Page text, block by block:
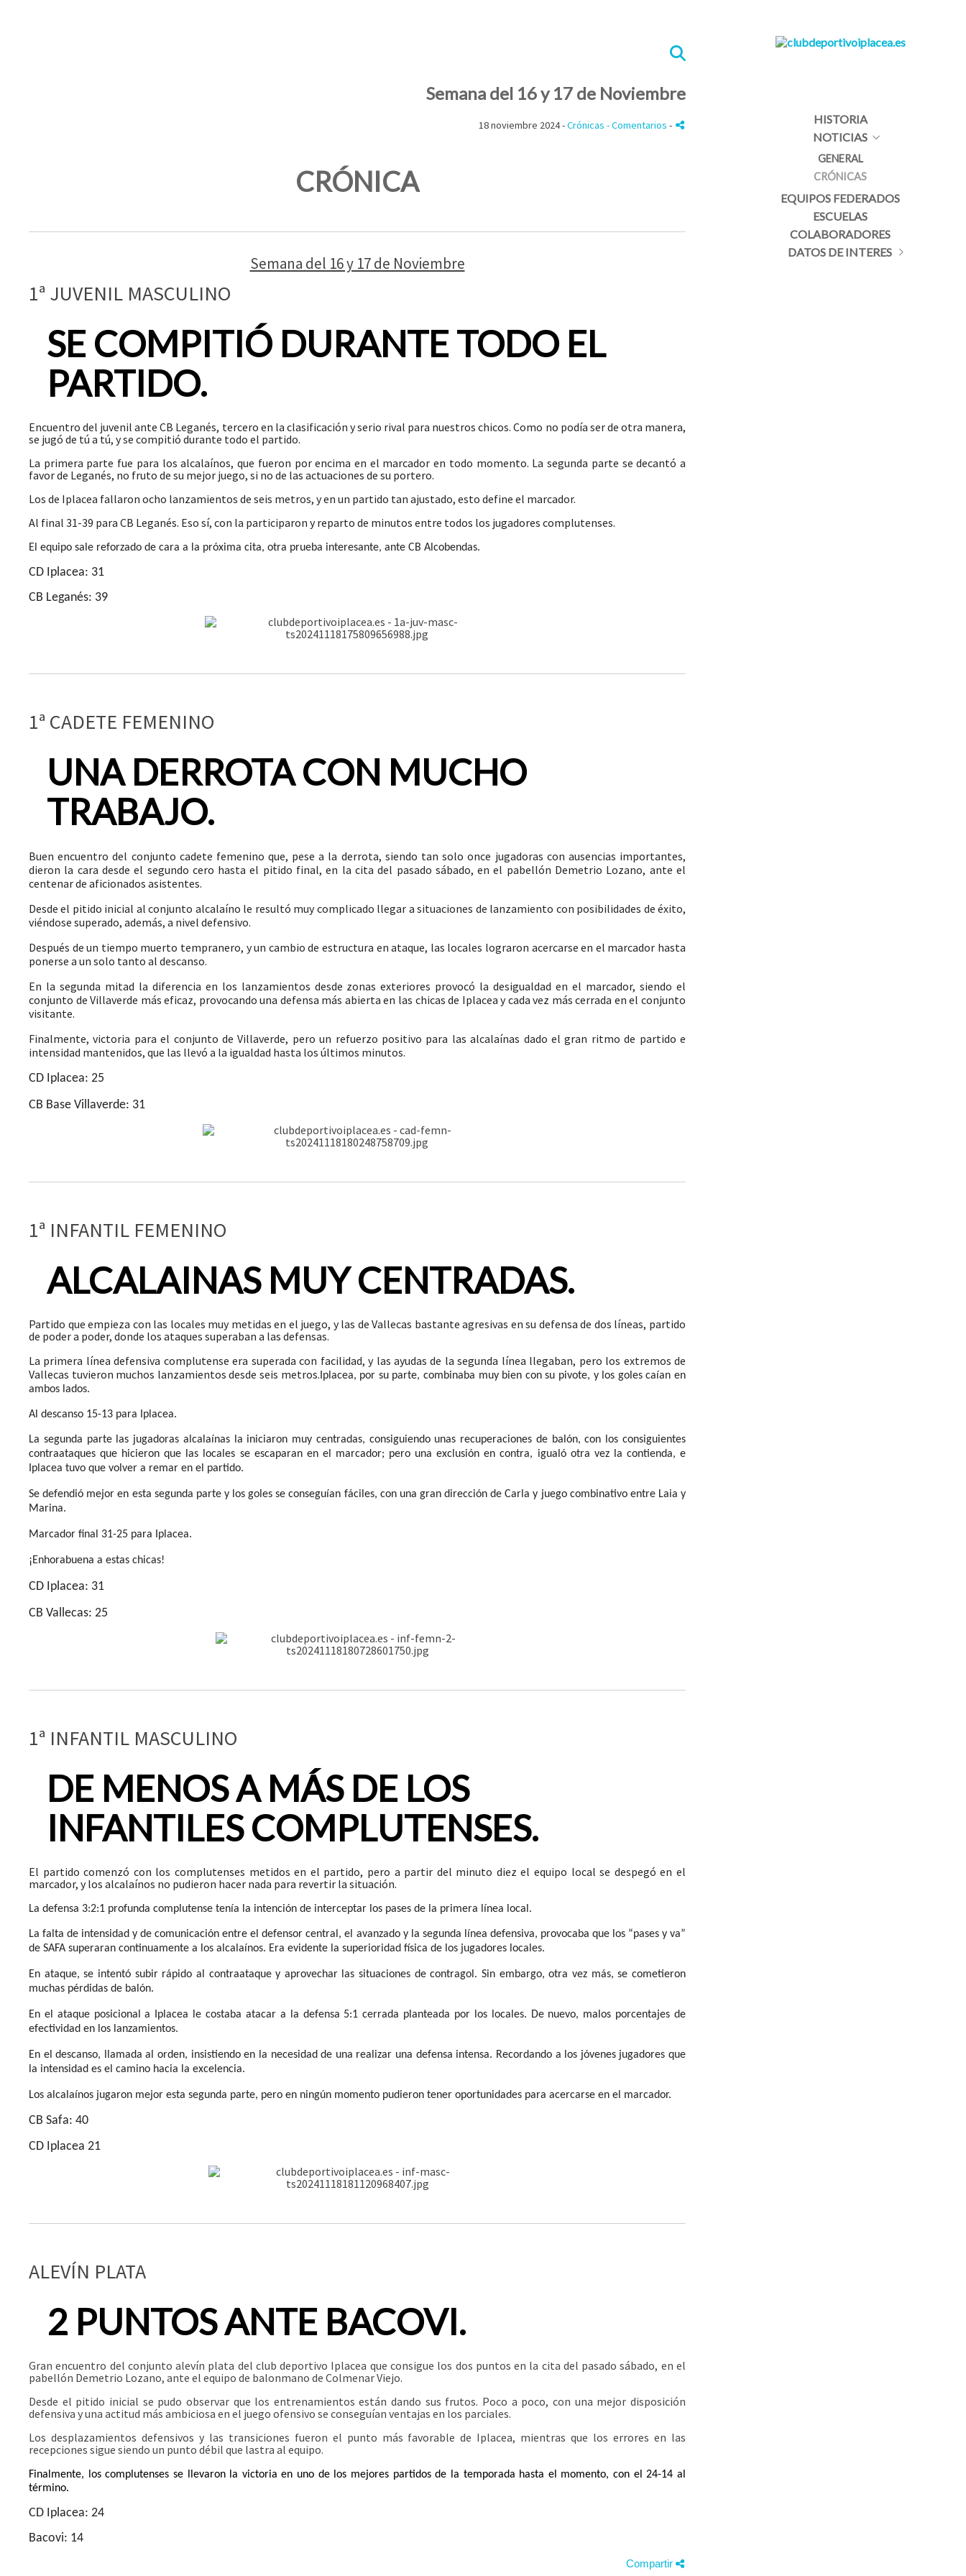
HISTORIA
NOTICIAS
GENERAL
CRÓNICAS
EQUIPOS FEDERADOS
ESCUELAS
COLABORADORES
DATOS DE INTERES
Semana del 16 y 17 de Noviembre
18 noviembre 2024 -Crónicas - Comentarios -
CRÓNICA
Semana del 16 y 17 de Noviembre
1ª JUVENIL MASCULINO
SE COMPITIÓ DURANTE TODO EL
PARTIDO.
Encuentro del juvenil ante CB Leganés, tercero en la clasificación y serio rival para nuestros chicos. Como no podía ser de otra manera,
se jugó de tú a tú, y se compitió durante todo el partido.
La primera parte fue para los alcalaínos, que fueron por encima en el marcador en todo momento. La segunda parte se decantó a
favor de Leganés, no fruto de su mejor juego, si no de las actuaciones de su portero.
Los de Iplacea fallaron ocho lanzamientos de seis metros, y en un partido tan ajustado, esto define el marcador.
Al final 31-39 para CB Leganés. Eso sí, con la participaron y reparto de minutos entre todos los jugadores complutenses.
El equipo sale reforzado de cara a la próxima cita, otra prueba interesante, ante CB Alcobendas.
CD Iplacea: 31
CB Leganés: 39
1ª CADETE FEMENINO
UNA DERROTA CON MUCHO
TRABAJO.
Buen encuentro del conjunto cadete femenino que, pese a la derrota, siendo tan solo once jugadoras con ausencias importantes,
dieron la cara desde el segundo cero hasta el pitido final, en la cita del pasado sábado, en el pabellón Demetrio Lozano, ante el
centenar de aficionados asistentes.
Desde el pitido inicial al conjunto alcalaíno le resultó muy complicado llegar a situaciones de lanzamiento con posibilidades de éxito,
viéndose superado, además, a nivel defensivo.
Después de un tiempo muerto tempranero, y un cambio de estructura en ataque, las locales lograron acercarse en el marcador hasta
ponerse a un solo tanto al descanso.
En la segunda mitad la diferencia en los lanzamientos desde zonas exteriores provocó la desigualdad en el marcador, siendo el
conjunto de Villaverde más eficaz, provocando una defensa más abierta en las chicas de Iplacea y cada vez más cerrada en el conjunto
visitante.
Finalmente, victoria para el conjunto de Villaverde, pero un refuerzo positivo para las alcalaínas dado el gran ritmo de partido e
intensidad mantenidos, que las llevó a la igualdad hasta los últimos minutos.
CD Iplacea: 25
CB Base Villaverde: 31
1ª INFANTIL FEMENINO
ALCALAINAS MUY CENTRADAS.
Partido que empieza con las locales muy metidas en el juego, y las de Vallecas bastante agresivas en su defensa de dos líneas, partido
de poder a poder, donde los ataques superaban a las defensas.
La primera línea defensiva complutense era superada con facilidad, y las ayudas de la segunda línea llegaban, pero los extremos de
Vallecas tuvieron muchos lanzamientos desde seis metros. Iplacea, por su parte, combinaba muy bien con su pivote, y los goles caían en
ambos lados.
Al descanso 15-13 para Iplacea.
La segunda parte las jugadoras alcalaínas la iniciaron muy centradas, consiguiendo unas recuperaciones de balón, con los consiguientes
contraataques que hicieron que las locales se escaparan en el marcador; pero una exclusión en contra, igualó otra vez la contienda, e
Iplacea tuvo que volver a remar en el partido.
Se defendió mejor en esta segunda parte y los goles se conseguían fáciles, con una gran dirección de Carla y juego combinativo entre Laia y
Marina.
Marcador final 31-25 para Iplacea.
¡Enhorabuena a estas chicas!
CD Iplacea: 31
CB Vallecas: 25
1ª INFANTIL MASCULINO
DE MENOS A MÁS DE LOS
INFANTILES COMPLUTENSES.
El partido comenzó con los complutenses metidos en el partido, pero a partir del minuto diez el equipo local se despegó en el
marcador, y los alcalaínos no pudieron hacer nada para revertir la situación.
La defensa 3:2:1 profunda complutense tenía la intención de interceptar los pases de la primera línea local.
La falta de intensidad y de comunicación entre el defensor central, el avanzado y la segunda línea defensiva, provocaba que los “pases y va”
de SAFA superaran continuamente a los alcalaínos. Era evidente la superioridad física de los jugadores locales.
En ataque, se intentó subir rápido al contraataque y aprovechar las situaciones de contragol. Sin embargo, otra vez más, se cometieron
muchas pérdidas de balón.
En el ataque posicional a Iplacea le costaba atacar a la defensa 5:1 cerrada planteada por los locales. De nuevo, malos porcentajes de
efectividad en los lanzamientos.
En el descanso, llamada al orden, insistiendo en la necesidad de una realizar una defensa intensa. Recordando a los jóvenes jugadores que
la intensidad es el camino hacia la excelencia.
Los alcalaínos jugaron mejor esta segunda parte, pero en ningún momento pudieron tener oportunidades para acercarse en el marcador.
CB Safa: 40
CD Iplacea 21
ALEVÍN PLATA
2 PUNTOS ANTE BACOVI.
Gran encuentro del conjunto alevín plata del club deportivo Iplacea que consigue los dos puntos en la cita del pasado sábado, en el
pabellón Demetrio Lozano, ante el equipo de balonmano de Colmenar Viejo.
Desde el pitido inicial se pudo observar que los entrenamientos están dando sus frutos. Poco a poco, con una mejor disposición
defensiva y una actitud más ambiciosa en el juego ofensivo se conseguían ventajas en los parciales.
Los desplazamientos defensivos y las transiciones fueron el punto más favorable de Iplacea, mientras que los errores en las
recepciones sigue siendo un punto débil que lastra al equipo.
Finalmente, los complutenses se llevaron la victoria en uno de los mejores partidos de la temporada hasta el momento, con el 24-14 al
término.
CD Iplacea: 24
Bacovi: 14
Compartir